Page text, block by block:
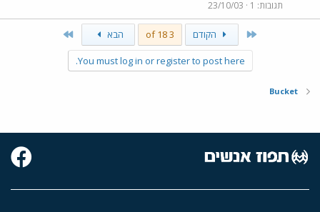
תגובות 1
23/10/03
הקודם 3 of 18 הבא
You must log in or register to post here.
Bucket